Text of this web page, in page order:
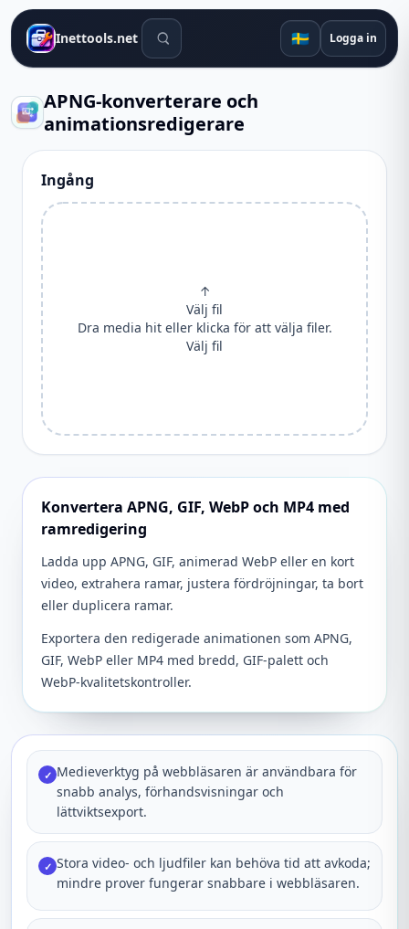
Inettools.net Sökverktyg 🇸🇪 Logga in
APNG-konverterare och
animationsredigerare
Ingång
↑
Välj fil
Dra media hit eller klicka för att välja filer.
Välj fil
Konvertera APNG, GIF, WebP och MP4 med
ramredigering
Ladda upp APNG, GIF, animerad WebP eller en kort
video, extrahera ramar, justera fördröjningar, ta bort
eller duplicera ramar.
Exportera den redigerade animationen som APNG,
GIF, WebP eller MP4 med bredd, GIF-palett och
WebP-kvalitetskontroller.
✓ Medieverktyg på webbläsaren är användbara för
snabb analys, förhandsvisningar och
lättviktsexport.
✓ Stora video- och ljudfiler kan behöva tid att avkoda;
mindre prover fungerar snabbare i webbläsaren.